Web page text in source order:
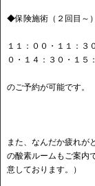
◆保険施術（２回目～
１１：００・１１：３
０・１４：３０・１５
のご予約が可能です。
また、なんだか疲れが
の酸素ルームもご案内
意しております。）